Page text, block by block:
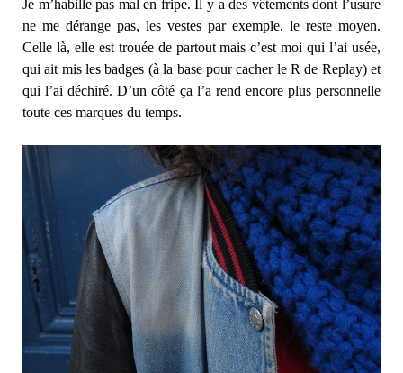
Je m’habille pas mal en fripe. Il y a des vêtements dont l’usure
ne me dérange pas, les vestes par exemple, le reste moyen.
Celle là, elle est trouée de partout mais c’est moi qui l’ai usée,
qui ait mis les badges (à la base pour cacher le R de Replay) et
qui l’ai déchiré. D’un côté ça l’a rend encore plus personnelle
toute ces marques du temps.